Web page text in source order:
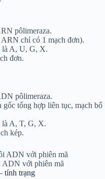
pôlimeraza.
chỉ có 1 mạch đơn).
là A, U, G, X.
đơn.
pôlimeraza.
gốc tổng hợp liên tục, mạch bổ
là A, T, G, X.
kép.
ADN với phiên mã
tính trạng